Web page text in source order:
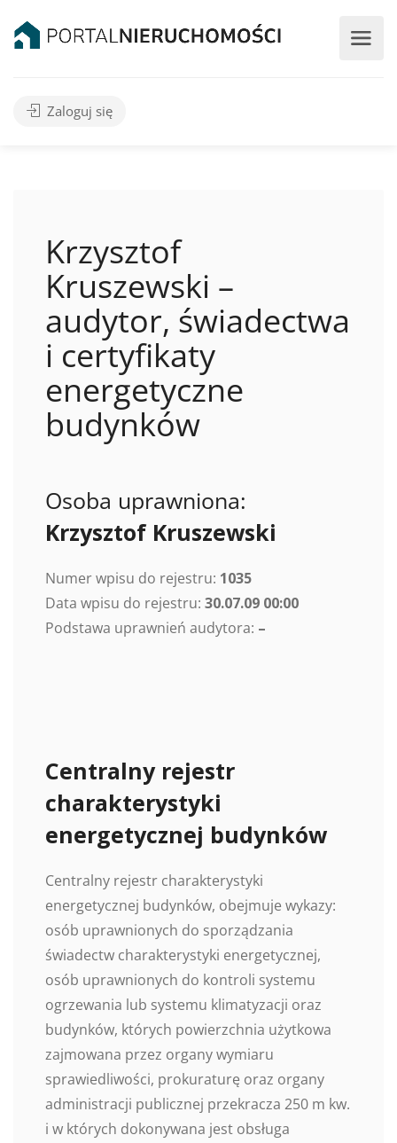
Zaloguj się
Krzysztof
Kruszewski –
audytor, świadectwa
i certyfikaty
energetyczne
budynków
Osoba uprawniona:
Krzysztof Kruszewski
Numer wpisu do rejestru: 1035
Data wpisu do rejestru: 30.07.09 00:00
Podstawa uprawnień audytora: –
Centralny rejestr
charakterystyki
energetycznej budynków
Centralny rejestr charakterystyki
energetycznej budynków, obejmuje wykazy:
osób uprawnionych do sporządzania
świadectw charakterystyki energetycznej,
osób uprawnionych do kontroli systemu
ogrzewania lub systemu klimatyzacji oraz
budynków, których powierzchnia użytkowa
zajmowana przez organy wymiaru
sprawiedliwości, prokuraturę oraz organy
administracji publicznej przekracza 250 m kw.
i w których dokonywana jest obsługa